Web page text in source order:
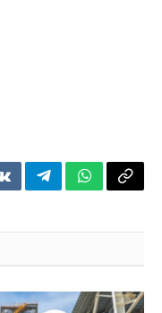
VKontakteTelegramWhatsApp
Copy